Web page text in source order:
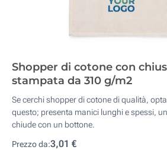
Shopper di cotone con
stampata da 310 g/m2
Se cerchi shopper di cotone di qualità,
questo; presenta manici lunghi e spessi,
chiude con un bottone.
Prezzo da:3,01 €